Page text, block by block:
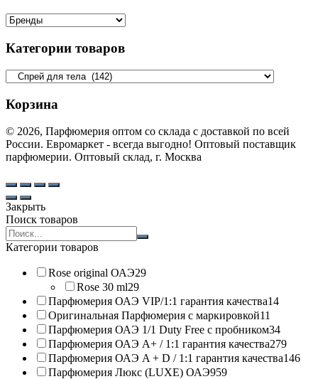
Категории товаров
Корзина
© 2026, Парфюмерия оптом со склада с доставкой по всей
России. Евромаркет - всегда выгодно! Оптовый поставщик
парфюмерии. Оптовый склад, г. Москва
Закрыть
Поиск товаров
Search
products:
Категории товаров
Rose original ОАЭ29
Rose 30 ml29
Парфюмерия ОАЭ VIP/1:1 гарантия качества14
Оригинальная Парфюмерия с маркировкой11
Парфюмерия ОАЭ 1/1 Duty Free с пробником34
Парфюмерия ОАЭ A+ / 1:1 гарантия качества279
Парфюмерия ОАЭ A + D / 1:1 гарантия качества146
Парфюмерия Люкс (LUXE) ОАЭ959